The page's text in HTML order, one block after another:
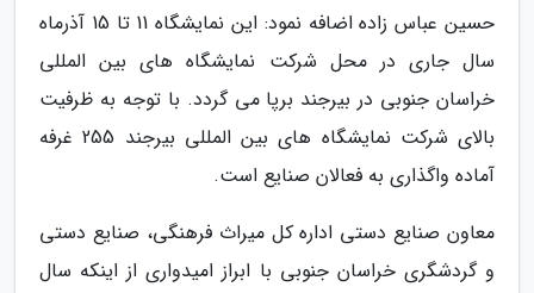
حسین عباس زاده اضافه نمود: این نمایشگاه 11 تا 15 آذرماه
سال جاری در محل شرکت نمایشگاه های بین المللی
خراسان جنوبی در بیرجند برپا می گردد. با توجه به ظرفیت
بالای شرکت نمایشگاه های بین المللی بیرجند 255 غرفه
آماده واگذاری به فعالان صنایع است.
معاون صنایع دستی اداره کل میراث فرهنگی، صنایع دستی
و گردشگری خراسان جنوبی با ابراز امیدواری از اینکه سال